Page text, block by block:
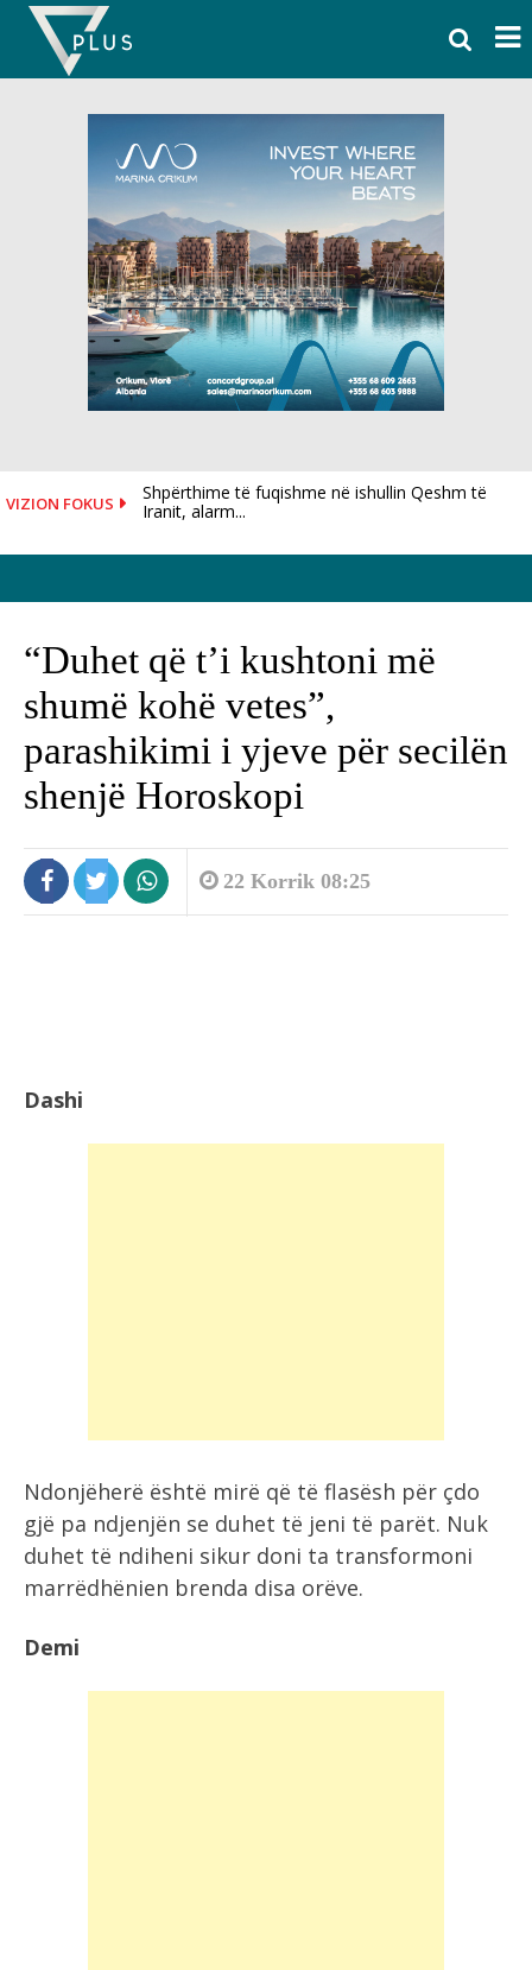
Skip
content
VIZION FOKUS
Shpërthime të fuqishme në ishullin Qeshm të
Iranit, alarm...
“Duhet që t’i kushtoni më
shumë kohë vetes”,
parashikimi i yjeve për secilën
shenjë Horoskopi
22 Korrik 08:25
Dashi
Ndonjëherë është mirë që të flasësh për çdo
gjë pa ndjenjën se duhet të jeni të parët. Nuk
duhet të ndiheni sikur doni ta transformoni
marrëdhënien brenda disa orëve.
Demi